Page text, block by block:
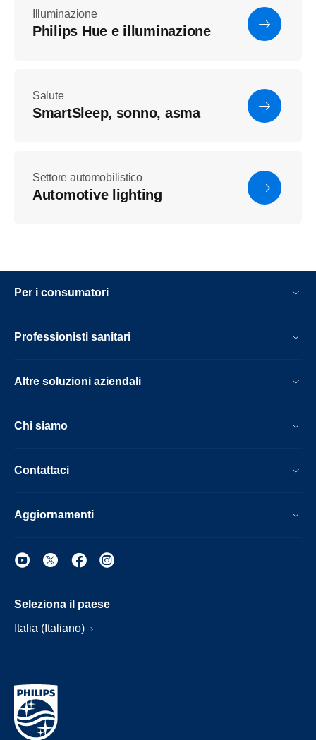
Illuminazione
Philips Hue e illuminazione
Salute
SmartSleep, sonno, asma
Settore automobilistico
Automotive lighting
Per i consumatori
Professionisti sanitari
Altre soluzioni aziendali
Chi siamo
Contattaci
Aggiornamenti
Seleziona il paese
Italia (Italiano)